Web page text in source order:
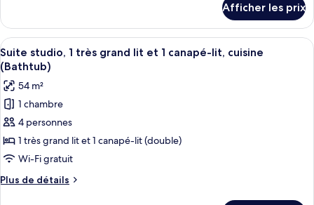
1
très
grand
lit
et
canapé-
lit,
cuisine
(with
Shower)
Suite
studio,
1
très
grand
lit
et
canapé-
lit,
(with
Shower)
Afficher les prix
Afficher
toutes
les
photos
pour
ce
type
de
chambre :
Suite
Une chambre d’hôtel moderne
7
Suite studio, 1 très grand lit et 1 canapé-lit, cuisine
(Bathtub)
54 m²
1 chambre
4 personnes
1 très grand lit et 1 canapé-lit (double)
Wi-Fi gratuit
Plus de détails
Plus